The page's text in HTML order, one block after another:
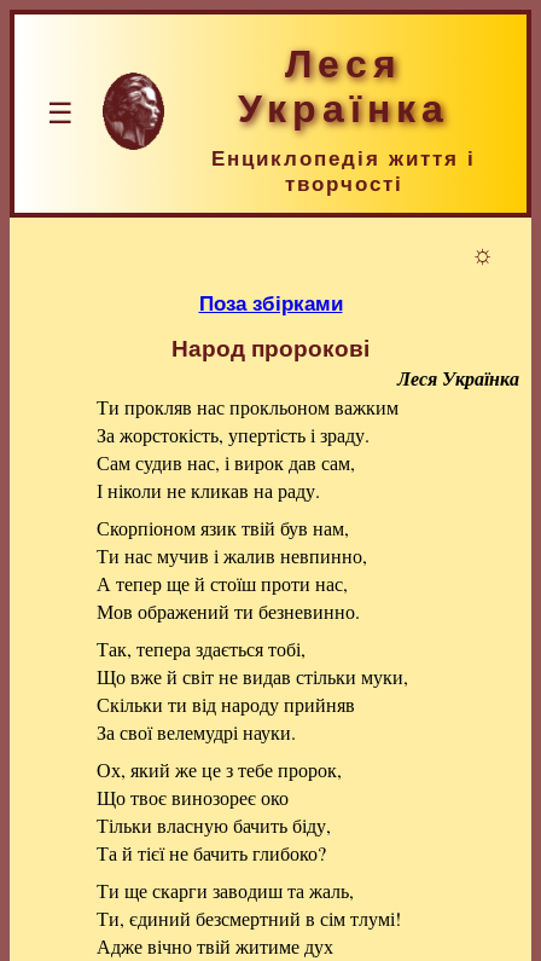
☰
Леся
Українка
Енциклопедія життя і
творчості
☼
Поза збірками
Народ пророкові
Леся Українка
Ти прокляв нас прокльоном важким
За жорстокість, упертість і зраду.
Сам судив нас, і вирок дав сам,
І ніколи не кликав на раду.
Скорпіоном язик твій був нам,
Ти нас мучив і жалив невпинно,
А тепер ще й стоїш проти нас,
Мов ображений ти безневинно.
Так, тепера здається тобі,
Що вже й світ не видав стільки муки,
Скільки ти від народу прийняв
За свої велемудрі науки.
Ох, який же це з тебе пророк,
Що твоє винозореє око
Тільки власную бачить біду,
Та й тієї не бачить глибоко?
Ти ще скарги заводиш та жаль,
Ти, єдиний безсмертний в сім тлумі!
Адже вічно твій житиме дух